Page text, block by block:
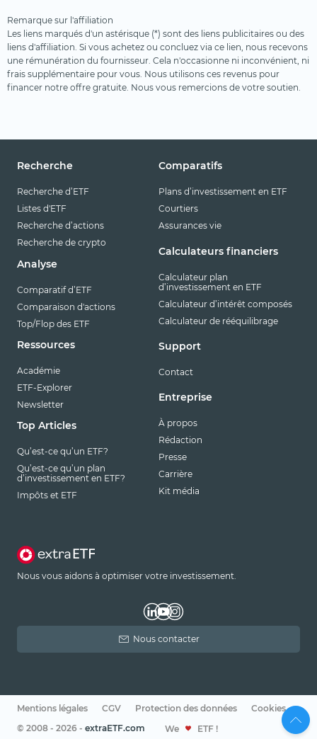
Remarque sur l'affiliation
Les liens marqués d'un astérisque (*) sont des liens publicitaires ou des
liens d'affiliation. Si vous achetez ou concluez via ce lien, nous recevons
une rémunération du fournisseur. Cela n'occasionne ni inconvénient, ni
frais supplémentaire pour vous. Nous utilisons ces revenus pour
financer notre offre gratuite. Nous vous remercions de votre soutien.
Recherche
Recherche d’ETF
Listes d'ETF
Recherche d’actions
Recherche de crypto
Analyse
Comparatif d’ETF
Comparaison d'actions
Top/Flop des ETF
Ressources
Académie
ETF-Explorer
Newsletter
Top Articles
Qu’est-ce qu’un ETF?
Qu’est-ce qu’un plan
d’investissement en ETF?
Impôts et ETF
Comparatifs
Plans d’investissement en ETF
Courtiers
Assurances vie
Calculateurs financiers
Calculateur plan
d’investissement en ETF
Calculateur d’intérêt composés
Calculateur de rééquilibrage
Support
Contact
Entreprise
À propos
Rédaction
Presse
Carrière
Kit média
Nous vous aidons à optimiser votre investissement.
Nous contacter
Mentions légales CGV Protection des données
Cookies
© 2008 - 2026 - extraETF.com We ETF !